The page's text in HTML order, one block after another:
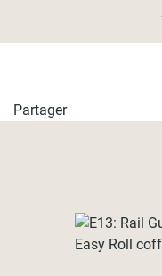
Partager